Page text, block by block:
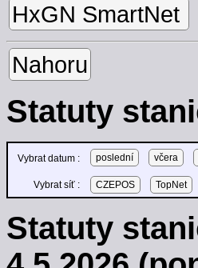
HxGN SmartNet
Nahoru
Statuty
Vybrat datum : poslední včera
Vybrat síť : CZEPOS TopNet
Statuty